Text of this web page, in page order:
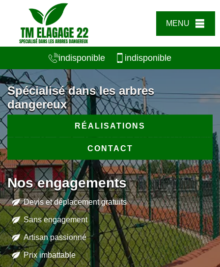
MENU
indisponible indisponible
Spécialisé dans les arbres
dangereux
RÉALISATIONS
CONTACT
Nos engagements
Devis et déplacement gratuits
Sans engagement
Artisan passionné
Prix imbattable